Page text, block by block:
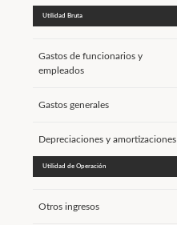
Utilidad Bruta
Gastos de funcionarios y
empleados
Gastos generales
Depreciaciones y amortizaciones
Utilidad de Operación
Otros ingresos